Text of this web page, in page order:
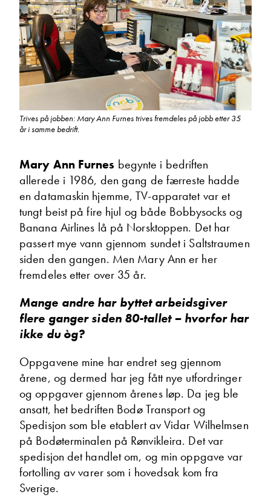
Mary Ann Olsen
Butikk
Vis telefon
Vis epost
Torben Hanssen
Daglig leder
Vis telefon
Vis epost
Torgeir Vikmark-Lunga
Verksmester
Vis telefon
Vis epost
Trives på jobben: Mary Ann Furnes trives fremdeles på jobb etter 35
år i samme bedrift.
Mary Ann Furnes begynte i bedriften
allerede i 1986, den gang de færreste hadde
en datamaskin hjemme, TV-apparatet var et
tungt beist på fire hjul og både Bobbysocks og
Banana Airlines lå på Norsktoppen. Det har
passert mye vann gjennom sundet i Saltstraumen
siden den gangen. Men Mary Ann er her
fremdeles etter over 35 år.
Mange andre har byttet arbeidsgiver
flere ganger siden 80-tallet – hvorfor har
ikke du òg?
Oppgavene mine har endret seg gjennom
årene, og dermed har jeg fått nye utfordringer
og oppgaver gjennom årenes løp. Da jeg ble
ansatt, het bedriften Bodø Transport og
Spedisjon som ble etablert av Vidar Wilhelmsen
på Bodøterminalen på Rønvikleira. Det var
spedisjon det handlet om, og min oppgave var
fortolling av varer som i hovedsak kom fra
Sverige.